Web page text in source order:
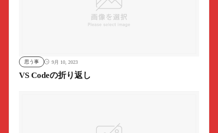
思う事 9月 10, 2023
VS Codeの折り返し